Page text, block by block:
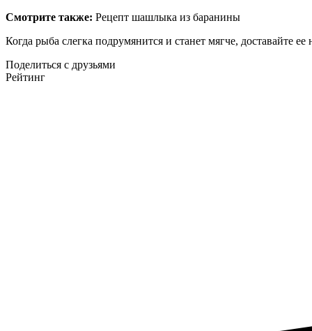
Смотрите также: Рецепт шашлыка из баранины
Когда рыба слегка подрумянится и станет мягче, доставайте
Поделиться с друзьями
Рейтинг